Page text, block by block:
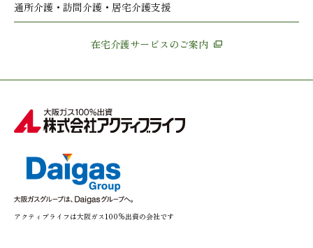
通所介護・訪問介護・居宅介護支援
在宅介護サービスのご案内
アクティブライフは大阪ガス100%出資の会社です